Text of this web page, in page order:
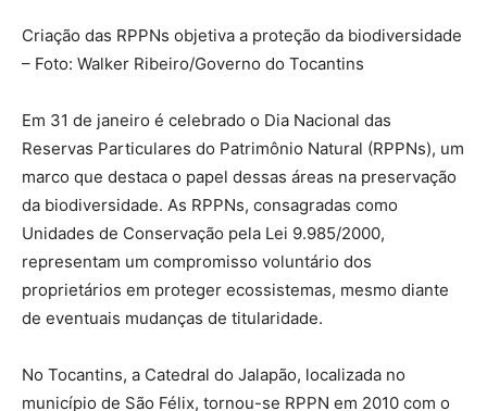
Criação das RPPNs objetiva a proteção da biodiversidade
– Foto: Walker Ribeiro/Governo do Tocantins
Em 31 de janeiro é celebrado o Dia Nacional das
Reservas Particulares do Patrimônio Natural (RPPNs), um
marco que destaca o papel dessas áreas na preservação
da biodiversidade. As RPPNs, consagradas como
Unidades de Conservação pela Lei 9.985/2000,
representam um compromisso voluntário dos
proprietários em proteger ecossistemas, mesmo diante
de eventuais mudanças de titularidade.
No Tocantins, a Catedral do Jalapão, localizada no
município de São Félix, tornou-se RPPN em 2010 com o